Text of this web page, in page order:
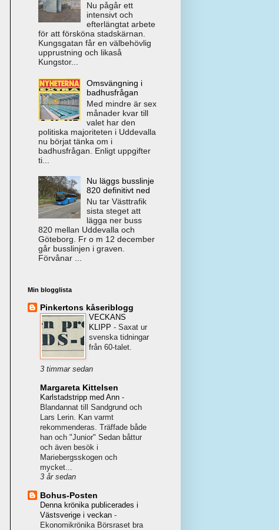
Nu pågår ett
intensivt och
efterlängtat arbete
för att försköna stadskärnan.
Kungsgatan får en välbehövlig
upprustning och likaså
Kungstor...
Omsvängning i
badhusfrågan
Med mindre är sex
månader kvar till
valet har den
politiska majoriteten i Uddevalla
nu börjat tänka om i
badhusfrågan. Enligt uppgifter
ti...
Nu läggs busslinje
820 definitivt ned
Nu tar Västtrafik
sista steget att
lägga ner buss
820 mellan Uddevalla och
Göteborg. Fr o m 12 december
går busslinjen i graven.
Förvånar ...
Min blogglista
Pinkertons kåseriblogg
VECKANS
KLIPP - Saxat ur
svenska tidningar
från 60-talet.
3 timmar sedan
Margareta Kittelsen
Karlstadstripp med Ann -
Blandannat till Sandgrund och
Lars Lerin. Kan varmt
rekommenderas. Träffade både
han och "Junior" Sedan båttur
och även besök i
Mariebergsskogen och
mycket...
3 år sedan
Bohus-Posten
Denna krönika publicerades i
Västsverige i veckan -
Ekonomikrönika Börsraset bra